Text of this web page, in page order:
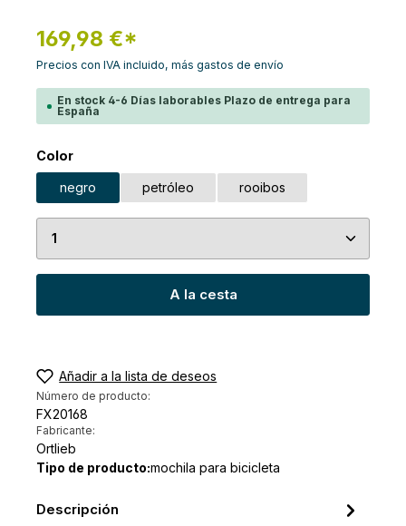
169,98 €*
Precios con IVA incluido, más gastos de envío
En stock 4-6 Días laborables Plazo de entrega para
España
Seleccione
Color
negro petróleo rooibos
Cantidad del producto: introduce la cantidad
A la cesta
Añadir a la lista de deseos
Número de producto:
FX20168
Fabricante:
Ortlieb
Tipo de producto:mochila para bicicleta
Descripción